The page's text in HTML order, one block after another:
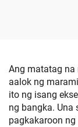
Ang matatag na
aalok ng
ito ng isang
ng bangka. Una
pagkakaroon